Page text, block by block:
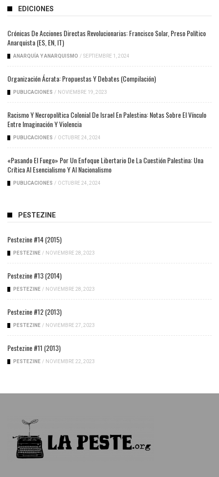
EDICIONES
Crónicas De Acciones Directas Revolucionarias: Francisco Solar, Preso Político
Anarquista (ES, EN, IT)
ANARQUÍA Y ANARQUISMO / SEPTIEMBRE 1, 2024
Organización Ácrata: Propuestas Y Debates (compilación)
PUBLICACIONES / NOVIEMBRE 19, 2023
Racismo Y Necropolítica Colonial De Israel En Palestina: Notas Sobre El Vínculo
Entre Imaginación Y Violencia
PUBLICACIONES / OCTUBRE 24, 2024
«Pasando El Fuego» Por Un Enfoque Libertario De La Cuestión Palestina: Una
Crítica Al Esencialismo Y Al Nacionalismo
PUBLICACIONES / OCTUBRE 24, 2024
PESTEZINE
Pestezine #14 (2015)
PESTEZINE / NOVIEMBRE 28, 2023
Pestezine #13 (2014)
PESTEZINE / NOVIEMBRE 28, 2023
Pestezine #12 (2013)
PESTEZINE / NOVIEMBRE 27, 2023
Pestezine #11 (2013)
PESTEZINE / NOVIEMBRE 22, 2023